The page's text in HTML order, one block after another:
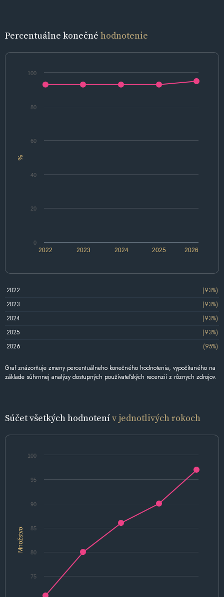
Percentuálne konečné hodnotenie
%
2022 2024 2026
2023 2025
0
20
40
60
80
100
2022
(93%)
2023
(93%)
2024
(93%)
2025
(93%)
2026
(95%)
Graf znázorňuje zmeny percentuálneho konečného hodnotenia, vypočítaného na
základe súhrnnej analýzy dostupných používateľských recenzií z rôznych zdrojov.
Súčet všetkých hodnotenív jednotlivých rokoch
Množstvo
75
80
85
90
95
100